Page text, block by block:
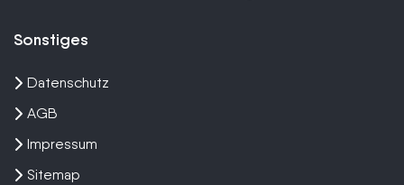
Sonstiges
Datenschutz
AGB
Impressum
Sitemap